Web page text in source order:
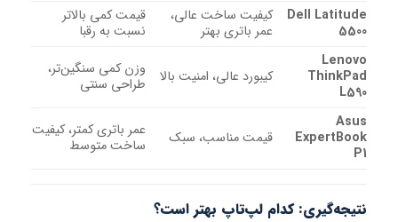
Dell
کیفیت ساخت عالی،
عمر باتری بهتر
قیمت کمی بالاتر
نسبت به رقبا
کیبورد عالی، امنیت بالا وزن کمی سنگین‌تر،
طراحی سنتی
قیمت مناسب، سبک عمر باتری کمتر، کیفیت
ساخت متوسط
کدام لپ‌تاپ بهتر است؟